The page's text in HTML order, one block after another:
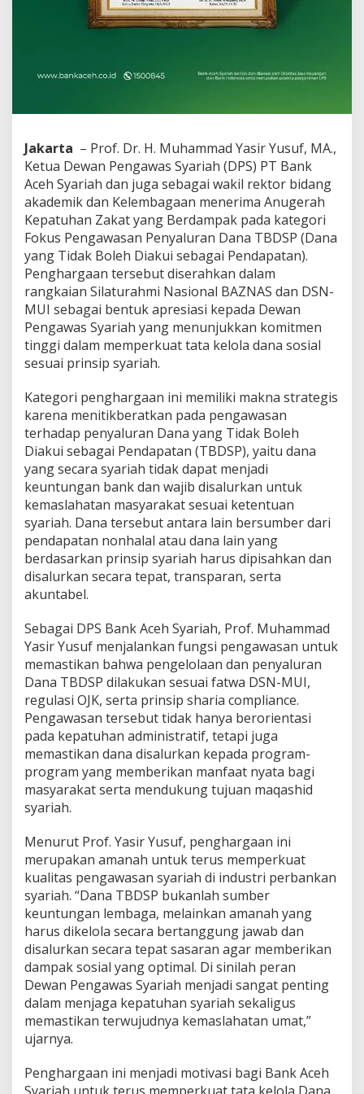
u
h
a
a
e
r
d
a
p
a
k
d
a
r
i
B
A
Z
S
d
a
n
D
S
N
-
M
U
I
Jakarta – Prof. Dr. H. Muhammad Yasir Yusuf, MA.,
Ketua Dewan Pengawas Syariah (DPS) PT Bank
Aceh Syariah dan juga sebagai wakil rektor bidang
akademik dan Kelembagaan menerima Anugerah
Kepatuhan Zakat yang Berdampak pada kategori
Fokus Pengawasan Penyaluran Dana TBDSP (Dana
yang Tidak Boleh Diakui sebagai Pendapatan).
Penghargaan tersebut diserahkan dalam
rangkaian Silaturahmi Nasional BAZNAS dan DSN-
MUI sebagai bentuk apresiasi kepada Dewan
Pengawas Syariah yang menunjukkan komitmen
tinggi dalam memperkuat tata kelola dana sosial
sesuai prinsip syariah.
Kategori penghargaan ini memiliki makna strategis
karena menitikberatkan pada pengawasan
terhadap penyaluran Dana yang Tidak Boleh
Diakui sebagai Pendapatan (TBDSP), yaitu dana
yang secara syariah tidak dapat menjadi
keuntungan bank dan wajib disalurkan untuk
kemaslahatan masyarakat sesuai ketentuan
syariah. Dana tersebut antara lain bersumber dari
pendapatan nonhalal atau dana lain yang
berdasarkan prinsip syariah harus dipisahkan dan
disalurkan secara tepat, transparan, serta
akuntabel.
Sebagai DPS Bank Aceh Syariah, Prof. Muhammad
Yasir Yusuf menjalankan fungsi pengawasan untuk
memastikan bahwa pengelolaan dan penyaluran
Dana TBDSP dilakukan sesuai fatwa DSN-MUI,
regulasi OJK, serta prinsip sharia compliance.
Pengawasan tersebut tidak hanya berorientasi
pada kepatuhan administratif, tetapi juga
memastikan dana disalurkan kepada program-
program yang memberikan manfaat nyata bagi
masyarakat serta mendukung tujuan maqashid
syariah.
Menurut Prof. Yasir Yusuf, penghargaan ini
merupakan amanah untuk terus memperkuat
kualitas pengawasan syariah di industri perbankan
syariah. “Dana TBDSP bukanlah sumber
keuntungan lembaga, melainkan amanah yang
harus dikelola secara bertanggung jawab dan
disalurkan secara tepat sasaran agar memberikan
dampak sosial yang optimal. Di sinilah peran
Dewan Pengawas Syariah menjadi sangat penting
dalam menjaga kepatuhan syariah sekaligus
memastikan terwujudnya kemaslahatan umat,”
ujarnya.
Penghargaan ini menjadi motivasi bagi Bank Aceh